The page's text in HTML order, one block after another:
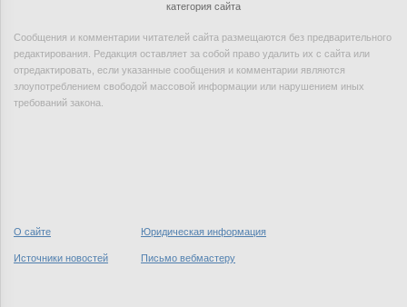
категория сайта
Сообщения и комментарии читателей сайта размещаются без предварительного
редактирования. Редакция оставляет за собой право удалить их с сайта или
отредактировать, если указанные сообщения и комментарии являются
злоупотреблением свободой массовой информации или нарушением иных
требований закона.
О сайте Юридическая информация
Источники новостей Письмо вебмастеру